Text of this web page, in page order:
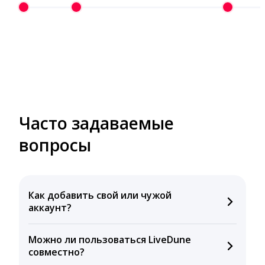
Часто задаваемые
вопросы
Как добавить свой или чужой
аккаунт?
выберете пункт «Добавить свой аккаунт» или
«Добавить чужой аккаунт».
Можно ли пользоваться LiveDune
совместно?